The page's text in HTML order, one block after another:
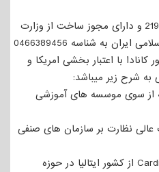
نام فیلتر سازان سبز به شماره 219152 و دارای مجوز ساخت از وزارت
صنعت،معدن و تجارت جمهوری اسلامی ایران به شناسه 0466389456
کانادا با اعتبار بخشی امریکا و
به شرح زیر میباشد:
از سوی موسسه های آموزشی
عالی نظارت بر سازمان های صنفی
دارنده بزرگترین جایزه جهانی Cardineli از کشور ایتالیا در حوزه